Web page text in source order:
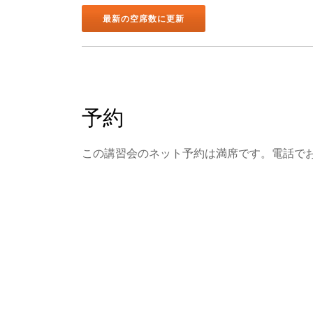
予約
この講習会のネット予約は満席です。電話で